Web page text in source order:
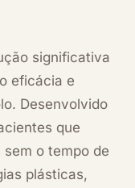
significativa
eficácia e
Desenvolvido
que
o tempo de
plásticas,